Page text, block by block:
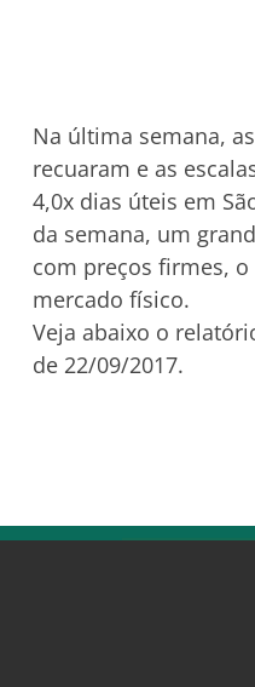
Na última semana,
recuaram e as
4,0x dias úteis em
da semana, um
com preços firmes,
mercado físico.
Veja abaixo o
de 22/09/2017.